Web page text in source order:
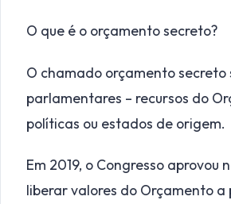
O que é o orçamento secreto?
O chamado orçamento
parlamentares – recursos do
políticas ou estados de origem.
Em 2019, o Congresso
liberar valores do Orçamento a